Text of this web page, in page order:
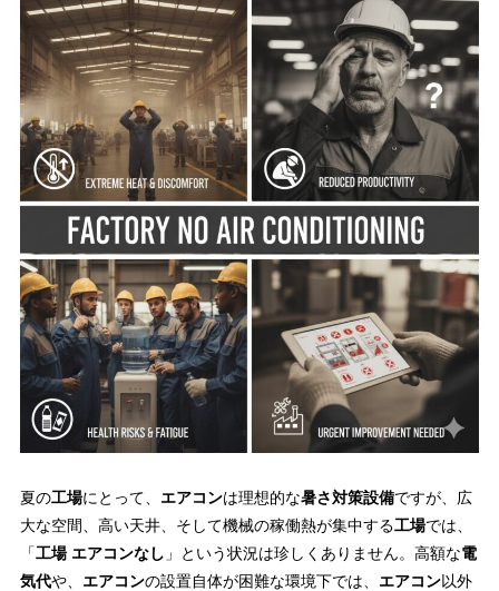
夏の工場にとって、 エアコンは理想的な暑さ対策設備ですが、広
大な空間、高い天井、そして機械の稼働熱が集中する工場では、
「工場 エアコンなし 」という状況は珍しくありません。高額な電
気代や、 エアコンの設置自体が困難な環境下では、 エアコン以外